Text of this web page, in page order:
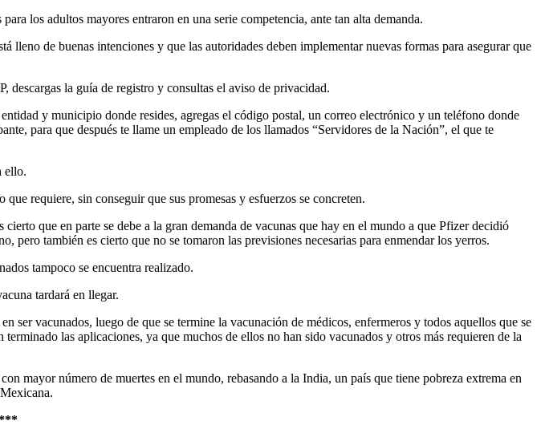
los adultos mayores entraron en una serie competencia, ante tan alta demanda.
de buenas intenciones y que las autoridades deben implementar nuevas formas para asegurar que
descargas la guía de registro y consultas el aviso de privacidad.
y municipio donde resides, agregas el código postal, un correo electrónico y un teléfono donde
para que después te llame un empleado de los llamados “Servidores de la Nación”, el que te
ello.
requiere, sin conseguir que sus promesas y esfuerzos se concreten.
que en parte se debe a la gran demanda de vacunas que hay en el mundo a que Pfizer decidió
pero también es cierto que no se tomaron las previsiones necesarias para enmendar los yerros.
tampoco se encuentra realizado.
tardará en llegar.
ser vacunados, luego de que se termine la vacunación de médicos, enfermeros y todos aquellos que se
las aplicaciones, ya que muchos de ellos no han sido vacunados y otros más requieren de la
mayor número de muertes en el mundo, rebasando a la India, un país que tiene pobreza extrema en